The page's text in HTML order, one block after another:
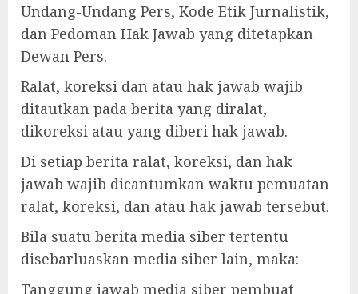
Undang-Undang Pers, Kode Etik Jurnalistik,
dan Pedoman Hak Jawab yang ditetapkan
Dewan Pers.
Ralat, koreksi dan atau hak jawab wajib
ditautkan pada berita yang diralat,
dikoreksi atau yang diberi hak jawab.
Di setiap berita ralat, koreksi, dan hak
jawab wajib dicantumkan waktu pemuatan
ralat, koreksi, dan atau hak jawab tersebut.
Bila suatu berita media siber tertentu
disebarluaskan media siber lain, maka:
Tanggung jawab media siber pembuat